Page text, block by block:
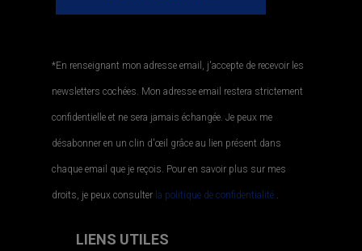
*En renseignant mon adresse email, j'accepte de recevoir les
newsletters cochées. Mon adresse email restera strictement
confidentielle et ne sera jamais échangée. Je peux me
désabonner en un clin d'œil grâce au lien présent dans
chaque email que je reçois. Pour en savoir plus sur mes
droits, je peux consulter la politique de confidentialité..
LIENS UTILES